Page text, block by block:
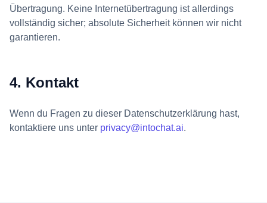
Übertragung. Keine Internetübertragung ist allerdings
vollständig sicher; absolute Sicherheit können wir nicht
garantieren.
4. Kontakt
Wenn du Fragen zu dieser Datenschutzerklärung hast,
kontaktiere uns unter privacy@intochat.ai.